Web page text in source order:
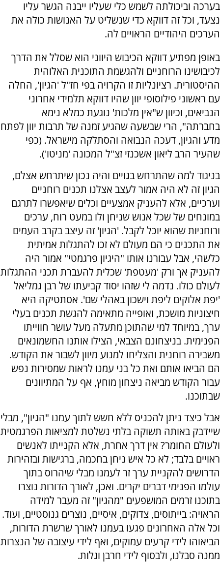
בערכה וביכולתה לשמש כלי שעליו ייבנה הגשר עליו
נצעד, וכל זה דווקא כדי שנשליט על האנושות כולה את
הערכים היהודיים הראויים לה.
באופן מפתיע דווקא הכיבוש היווני הוא שסלל את הדרך
לכיבושינו הרוחניים ולהגשמת התוכנית האלוהית
ההיסטורית. רציונליות זו הקרויה בפי חז"ל 'הגיון', החלה
עם ראשוני פילוסופי יוון שהיו דווקא תלמידי אחרוני
הנביאים, וכיוון ש"אין מלכות' נוגעת כמלא נימא
בחברתה", הרי שבשעה שהגיע זמנה של תרבות יוון לפתח
מדע והגיון, דעכה הנבואה והסתלקה מישראל. (כפי
שהעיר הרב ליאון אשכנזי זצ"ל המכונה 'מניטו').
בניגוד למה שהתרחש בגויים והיה נכון שיתרחש אצלם,
הגיון זה לא היה אמור לעצב אצלנו תכנים רוחניים
וערכיים, אלא להעניק אמצעיים וכלים שיאפשרו לתרגם
במונחים של שכל אנוש שניחן ולו במעט רוח, ערכים
ורוחניות שהוא יוכל לקבל. 'הגיון' זה עיצב בקרב העמים
את התכנים כי הם מעולם לא זכו להתגלות אמיתית
כלשהי, אבל עבורנו אותו "היגיון פרגמטי" אמור היה
להעניק אך ורק 'מעטפת' שכלית להעברת תכני ההתגלות
לעולם כולו. נדמה לי שזהו יסוד קביעתו של רבן גמליאל
'יפת אלוקים ליפת וישכון באהלי שם'. אסתטיקה היא
חיצוניות מושכת, ואופייה מתאימה להגשת תכנים בעלי
ערך, במיוחד למי שהתוכן מתעלה מעל עושר חווייתו
הפנימית. בניצחונם הצבאי, הצילו אותנו החשמונאים
משבירה רוחנית והצליחו למנוע מיוון לשבור את הקודש.
הם הביאו אותם ואת כל בני עמנו לראות שמסירות נפש
עבור הקודש מביאה ניצחון מוחץ, אף על המתיוונים
שבתוכנו.
אבל כיצד ניתן להכניס ללא חשש לתוך עמנו "הגיון", מבלי
שיידבק באותה תשוקה בלתי נשלטת למציאות הפרגמטית
ולעולם החומר? אין דרך אחרת, אלא הקנייתו לאנשים
ראויים בלבד; לא כל איש ניחן בחכמה, ברגישות ובזהירות
הדרושים להקניית ערך זר לעמנו מבלי שיהרוס בתוך
עולמו הפנימי דברים יקרים. ואכן, לאורך הדורות נוצרו
בתוכנו זרמים המושפעים "מהגיון" זה מעבר למידה
הראויה: בייתוסים, צדוקים, איסיים, נוצרים גנוסטיים, ועוד.
וכל אלה האחרונים פגעו בעמנו לאורך שרשרת הדורות,
הביאוהו לידי קרעים עמוקים, ואף לידי עיצובה של הנצרות
ממנה סבלנו, ולבסוף לידי חרבן וגלות.